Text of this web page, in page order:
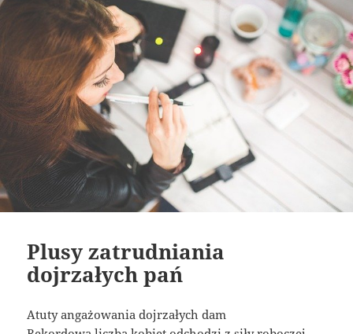
Plusy zatrudniania
dojrzałych pań
Atuty angażowania dojrzałych dam